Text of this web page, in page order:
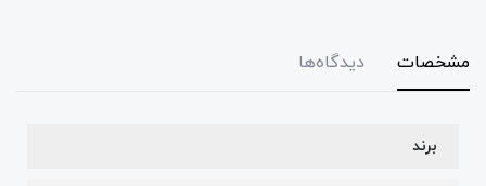
مشخصات دیدگاه‌ها
برند